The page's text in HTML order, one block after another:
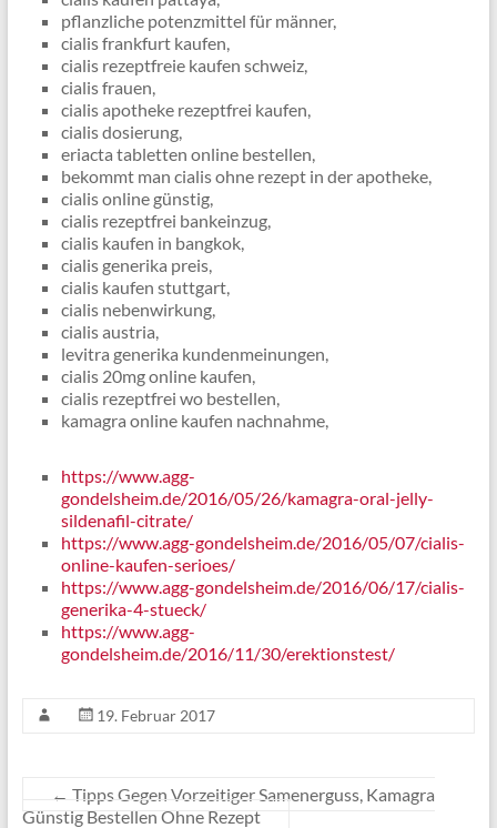
pflanzliche potenzmittel für männer,
cialis frankfurt kaufen,
cialis rezeptfreie kaufen schweiz,
cialis frauen,
cialis apotheke rezeptfrei kaufen,
cialis dosierung,
eriacta tabletten online bestellen,
bekommt man cialis ohne rezept in der apotheke,
cialis online günstig,
cialis rezeptfrei bankeinzug,
cialis kaufen in bangkok,
cialis generika preis,
cialis kaufen stuttgart,
cialis nebenwirkung,
cialis austria,
levitra generika kundenmeinungen,
cialis 20mg online kaufen,
cialis rezeptfrei wo bestellen,
kamagra online kaufen nachnahme,
https://www.agg-
gondelsheim.de/2016/05/26/kamagra-oral-jelly-
sildenafil-citrate/
https://www.agg-gondelsheim.de/2016/05/07/cialis-
online-kaufen-serioes/
https://www.agg-gondelsheim.de/2016/06/17/cialis-
generika-4-stueck/
https://www.agg-
gondelsheim.de/2016/11/30/erektionstest/
19. Februar 2017
← Tipps Gegen Vorzeitiger Samenerguss, Kamagra
Günstig Bestellen Ohne Rezept